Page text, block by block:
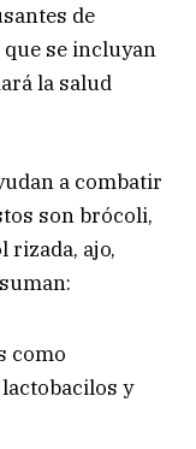
de
se incluyan
la salud
a combatir
son brócoli,
rizada, ajo,
como
y